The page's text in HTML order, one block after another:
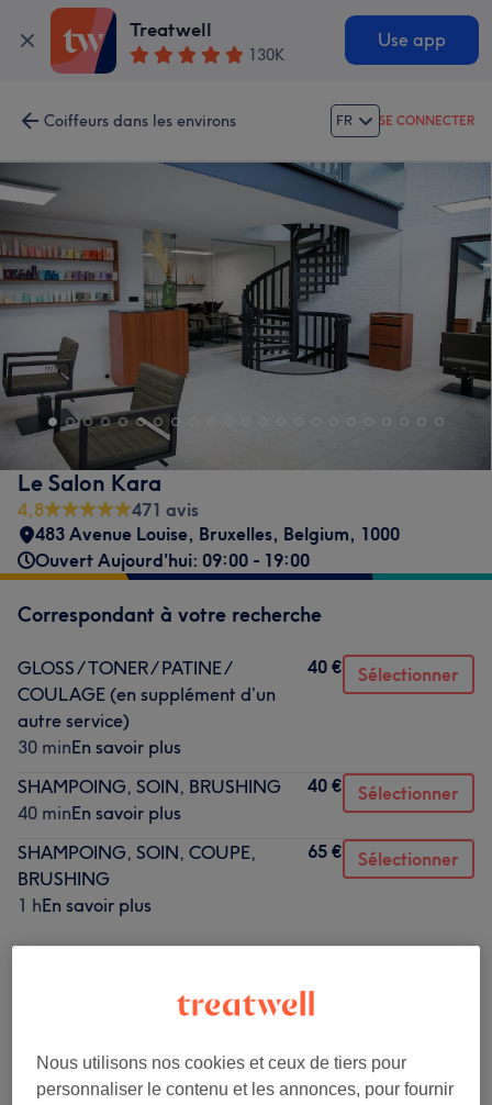
Treatwell
130K
Use app
Coiffeurs dans les environs FR SE CONNECTER
Le Salon Kara
4,8
471 avis
483 Avenue Louise, Bruxelles, Belgium, 1000
Ouvert Aujourd'hui: 09:00 - 19:00
Correspondant à votre recherche
GLOSS / TONER / PATINE /
COULAGE (en supplément d’un
autre service)
30 minEn savoir plus
40 € Sélectionner
SHAMPOING, SOIN, BRUSHING
40 minEn savoir plus
40 € Sélectionner
SHAMPOING, SOIN, COUPE,
BRUSHING
1 hEn savoir plus
65 € Sélectionner
Parcourir les services
COUPE ET BRUSHING (2) à partir de 40 €
Nous utilisons nos cookies et ceux de tiers pour
personnaliser le contenu et les annonces, pour fournir